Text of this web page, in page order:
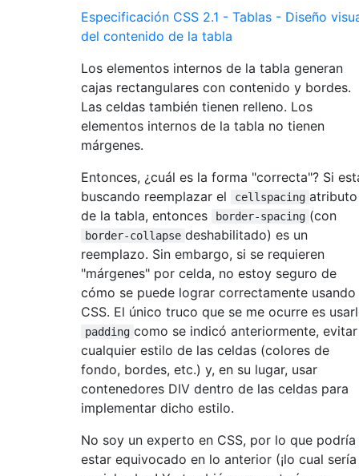
Especificación CSS 2.1 - Tablas - Diseño
del contenido de la tabla
Los elementos internos de la tabla generan
cajas rectangulares con contenido y bordes.
Las celdas también tienen relleno. Los
elementos internos de la tabla no tienen
márgenes.
Entonces, ¿cuál es la forma "correcta"? Si
buscando reemplazar el
cellspacing atributo
de la tabla, entonces
border-spacing (con
border-collapse deshabilitado) es un
reemplazo. Sin embargo, si se requieren
"márgenes" por celda, no estoy seguro de
cómo se puede lograr correctamente usando
CSS. El único truco que se me ocurre es
padding como se indicó anteriormente, evitar
cualquier estilo de las celdas (colores de
fondo, bordes, etc.) y, en su lugar, usar
contenedores DIV dentro de las celdas para
implementar dicho estilo.
No soy un experto en CSS, por lo que podría
estar equivocado en lo anterior (¡lo cual sería